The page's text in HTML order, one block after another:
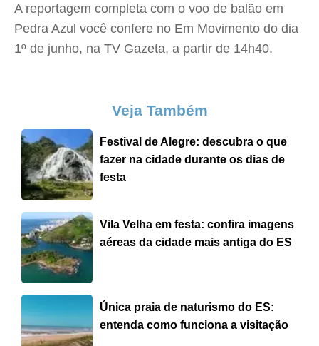
A reportagem completa com o voo de balão em
Pedra Azul você confere no Em Movimento do dia
1º de junho, na TV Gazeta, a partir de 14h40.
Veja Também
Festival de Alegre: descubra o que
fazer na cidade durante os dias de
festa
Vila Velha em festa: confira imagens
aéreas da cidade mais antiga do ES
Única praia de naturismo do ES:
entenda como funciona a visitação